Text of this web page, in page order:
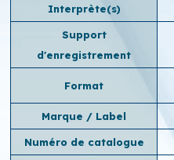
Interprète(s)
Support
d'enregistrement
Format
Marque / Label
Numéro de catalogue